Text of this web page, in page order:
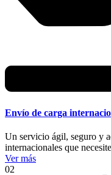
Envío de carga
Un servicio ágil, seguro y
internacionales que
Ver más
02